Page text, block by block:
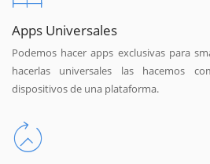
Apps Universales
Podemos hacer apps exclusivas para
hacerlas universales las hacemos
dispositivos de una plataforma.